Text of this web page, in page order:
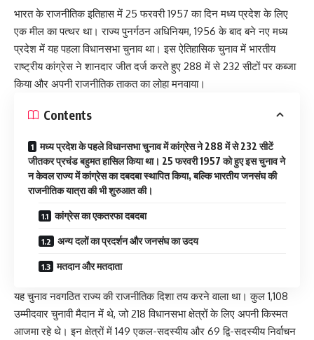
भारत के राजनीतिक इतिहास में 25 फरवरी 1957 का दिन मध्य प्रदेश के लिए
एक मील का पत्थर था। राज्य पुनर्गठन अधिनियम, 1956 के बाद बने नए मध्य
प्रदेश में यह पहला विधानसभा चुनाव था। इस ऐतिहासिक चुनाव में भारतीय
राष्ट्रीय कांग्रेस ने शानदार जीत दर्ज करते हुए 288 में से 232 सीटों पर कब्जा
किया और अपनी राजनीतिक ताकत का लोहा मनवाया।
Contents
मध्य प्रदेश के पहले विधानसभा चुनाव में कांग्रेस ने 288 में से 232 सीटें
जीतकर प्रचंड बहुमत हासिल किया था। 25 फरवरी 1957 को हुए इस चुनाव ने
न केवल राज्य में कांग्रेस का दबदबा स्थापित किया, बल्कि भारतीय जनसंघ की
राजनीतिक यात्रा की भी शुरुआत की।
कांग्रेस का एकतरफा दबदबा
अन्य दलों का प्रदर्शन और जनसंघ का उदय
मतदान और मतदाता
यह चुनाव नवगठित राज्य की राजनीतिक दिशा तय करने वाला था। कुल 1,108
उम्मीदवार चुनावी मैदान में थे, जो 218 विधानसभा क्षेत्रों के लिए अपनी किस्मत
आजमा रहे थे। इन क्षेत्रों में 149 एकल-सदस्यीय और 69 द्वि-सदस्यीय निर्वाचन